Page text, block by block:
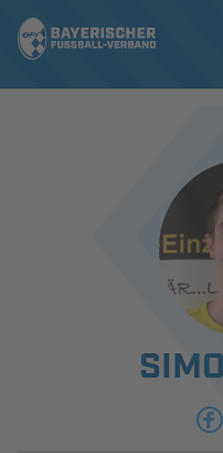
ERGEBNISSE &
SPIELBETRIEB &
AUSBILDUNG &